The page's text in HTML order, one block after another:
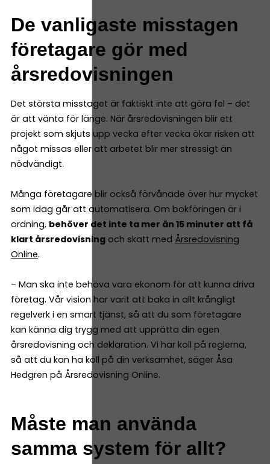
De vanligaste misstagen
företagare gör med
årsredovisningen
Det största misstaget är faktiskt inte att göra fel – det
är att vänta för länge. När årsredovisningen blir ett
projekt som skjuts upp vecka efter vecka ökar risken att
något missas eller att arbetet blir mer stressigt än
nödvändigt.
Många företagare blir också förvånade över hur mycket
som idag går att automatisera. Om bokföringen är i
ordning, behöver det inte ta mer än 15 minuter att få
klart årsredovisning och skatt med Årsredovisning
Online.
– Man ska inte behöva vara ekonom för att kunna driva
företag. Vår vision har varit att baka in allt krångligt
regelverk i en smart tjänst, så att du som företagare
kan känna dig trygg med att upprätta din egen
årsredovisning och deklaration. Vi har koll på reglerna,
så att du kan ha koll på din verksamhet, säger Åsa
Hedgren på Årsredovisning Online.
Måste man använda
samma system för allt?